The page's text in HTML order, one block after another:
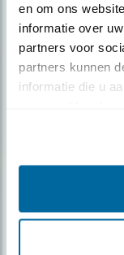
en om ons
informatie over
partners voor
partners kunnen
informatie die u
Ontvang 5